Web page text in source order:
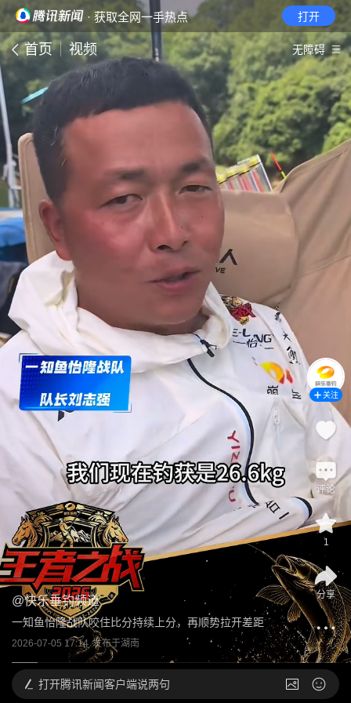
· 获取全网一手热点 打开
首页 视频 无障碍
@快乐垂钓频道
一知鱼怡隆战队咬住比分持续上分，再顺势拉开差距
2026-07-05 17:14 发布于湖南
关注
评论
1
分享
打开腾讯新闻客户端说两句